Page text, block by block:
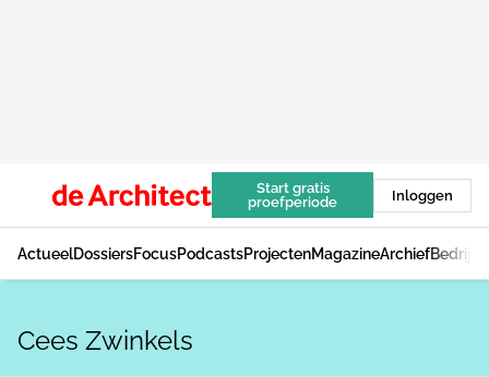
Start gratis
proefperiode
Inloggen
ActueelDossiersFocusPodcastsProjectenMagazineArchief
Cees Zwinkels